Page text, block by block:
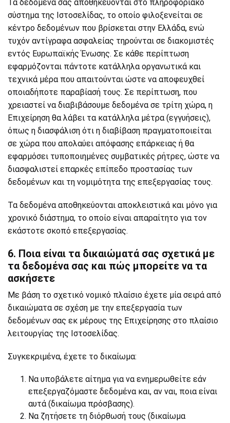
Τα δεδομένα σας αποθηκεύονται στο πληροφοριακό
σύστημα της Ιστοσελίδας, το οποίο φιλοξενείται σε
κέντρο δεδομένων που βρίσκεται στην Ελλάδα, ενώ
τυχόν αντίγραφα ασφαλείας τηρούνται σε διακομιστές
εντός Ευρωπαϊκής Ένωσης. Σε κάθε περίπτωση
εφαρμόζονται πάντοτε κατάλληλα οργανωτικά και
τεχνικά μέρα που απαιτούνται ώστε να αποφευχθεί
οποιαδήποτε παραβίασή τους. Σε περίπτωση, που
χρειαστεί να διαβιβάσουμε δεδομένα σε τρίτη χώρα, η
Επιχείρηση θα λάβει τα κατάλληλα μέτρα (εγγυήσεις),
όπως η διασφάλιση ότι η διαβίβαση πραγματοποιείται
σε χώρα που απολαύει απόφασης επάρκειας ή θα
εφαρμόσει τυποποιημένες συμβατικές ρήτρες, ώστε να
διασφαλιστεί επαρκές επίπεδο προστασίας των
δεδομένων και τη νομιμότητα της επεξεργασίας τους.
Τα δεδομένα αποθηκεύονται αποκλειστικά και μόνο για
χρονικό διάστημα, το οποίο είναι απαραίτητο για τον
εκάστοτε σκοπό επεξεργασίας.
6. Ποια είναι τα δικαιώματά σας σχετικά με
τα δεδομένα σας και πώς μπορείτε να τα
ασκήσετε
Με βάση το σχετικό νομικό πλαίσιο έχετε μία σειρά από
δικαιώματα σε σχέση με την επεξεργασία των
δεδομένων σας εκ μέρους της Επιχείρησης στο πλαίσιο
λειτουργίας της Ιστοσελίδας.
Συγκεκριμένα, έχετε το δικαίωμα:
Να υποβάλετε αίτημα για να ενημερωθείτε εάν
επεξεργαζόμαστε δεδομένα και, αν ναι, ποια είναι
αυτά (δικαίωμα πρόσβασης).
Να ζητήσετε τη διόρθωσή τους (δικαίωμα